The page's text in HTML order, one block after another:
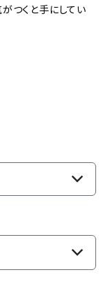
つくと手にしてい